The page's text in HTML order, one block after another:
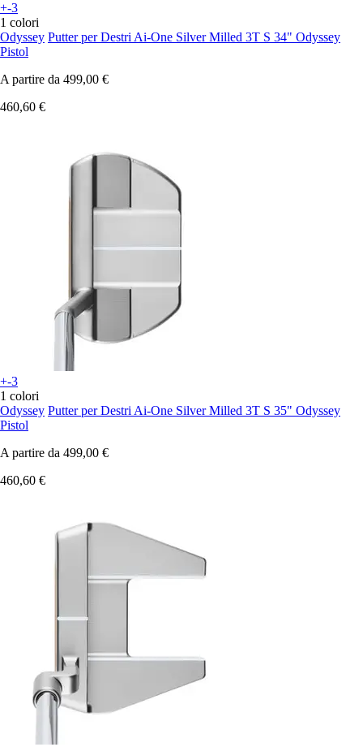
+-3
1 colori
Odyssey Putter per Destri Ai-One Silver Milled 3T S 34" Odyssey
Pistol
A partire da 499,00 €
460,60 €
+-3
1 colori
Odyssey Putter per Destri Ai-One Silver Milled 3T S 35" Odyssey
Pistol
A partire da 499,00 €
460,60 €